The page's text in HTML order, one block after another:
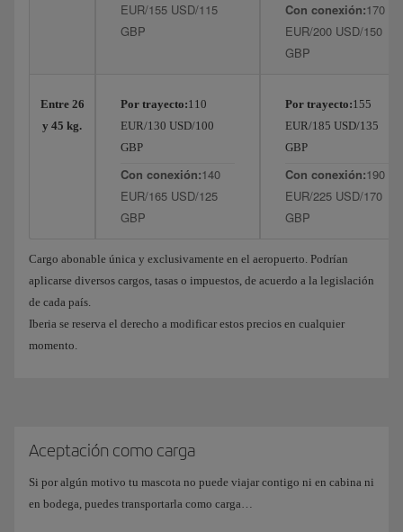
EUR/155 USD/115
GBP
Con conexión:170
EUR/200 USD/150
GBP
Entre 26
y 45 kg.
Por trayecto:110
EUR/130 USD/100
GBP
Con conexión:140
EUR/165 USD/125
GBP
Por trayecto:155
EUR/185 USD/135
GBP
Con conexión:190
EUR/225 USD/170
GBP
Cargo abonable única y exclusivamente en el aeropuerto. Podrían
aplicarse diversos cargos, tasas o impuestos, de acuerdo a la legislación
de cada país.
Iberia se reserva el derecho a modificar estos precios en cualquier
momento.
Aceptación como carga
Si por algún motivo tu mascota no puede viajar contigo ni en cabina ni
en bodega, puedes transportarla como carga…